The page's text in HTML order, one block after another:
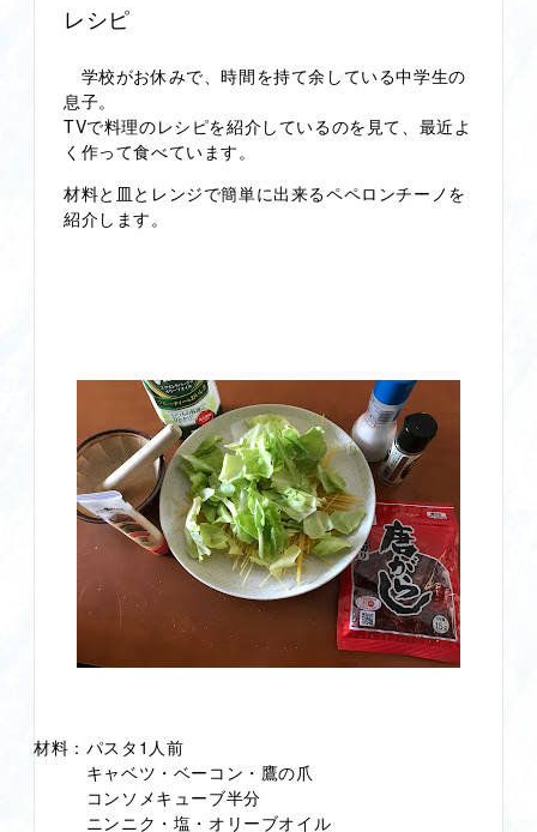
レシピ
学校がお休みで、時間を持て余している中学生の
息子。
TVで料理のレシピを紹介しているのを見て、最近よ
く作って食べています。
材料と皿とレンジで簡単に出来るペペロンチーノを
紹介します。
材料：パスタ1人前
キャベツ・ベーコン・鷹の爪
コンソメキューブ半分
ニンニク・塩・オリーブオイル